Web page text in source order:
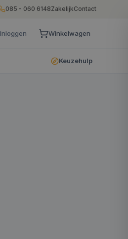
085 - 060 6148ZakelijkContact
Inloggen Winkelwagen
Keuzehulp